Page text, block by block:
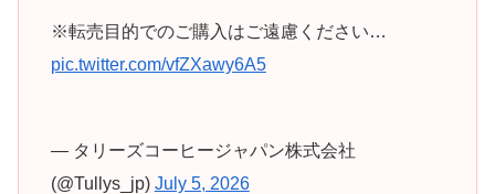
※転売目的でのご購入はご遠慮ください…
pic.twitter.com/vfZXawy6A5
— タリーズコーヒージャパン株式会社
(@Tullys_jp) July 5, 2026